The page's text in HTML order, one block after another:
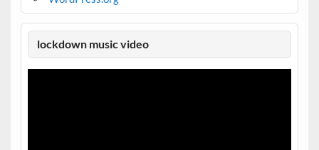
lockdown music video
Video-